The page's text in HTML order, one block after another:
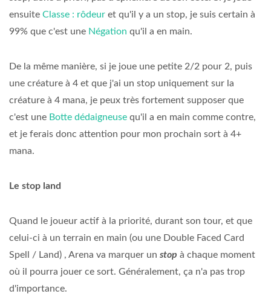
ensuite Classe : rôdeur et qu'il y a un stop, je suis certain à
99% que c'est une Négation qu'il a en main.
De la même manière, si je joue une petite 2/2 pour 2, puis
une créature à 4 et que j'ai un stop uniquement sur la
créature à 4 mana, je peux très fortement supposer que
c'est une Botte dédaigneuse qu'il a en main comme contre,
et je ferais donc attention pour mon prochain sort à 4+
mana.
Le stop land
Quand le joueur actif à la priorité, durant son tour, et que
celui-ci à un terrain en main (ou une Double Faced Card
Spell / Land) , Arena va marquer un stop à chaque moment
où il pourra jouer ce sort. Généralement, ça n'a pas trop
d'importance.